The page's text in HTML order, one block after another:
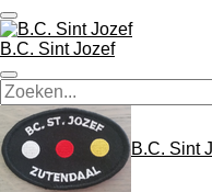
Ga
direct
naar
de
hoofdinhoud
B.C. Sint Jozef
B.C. Sint